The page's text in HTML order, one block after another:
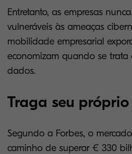
Entretanto, as empresas
vulneráveis às ameaças
mobilidade empresarial
economizam quando se trata
dados.
Traga seu
Segundo a Forbes, o
caminho de superar € 330